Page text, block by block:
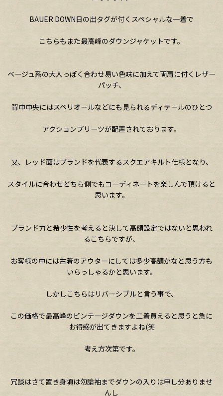
BAUER DOWN日の出タグが付くスペシャルな一着で
こちらもまた最高峰のダウンジャケットです。
ベージュ系の大人っぽく合わせ易い色味に加えて両肩に付くレザー
パッチ、
背中中央にはスペリオールなどにも見られるディテールのひとつ
アクションプリーツが配置されております。
又、レッド面はブランドを代表するスクエアキルト仕様となり、
スタイルに合わせどちら側でもコーディネートを楽しんで頂けると
思います。
ブランド力と希少性を考えると決して高額設定ではないと思われ
るこちらですが、
お客様の中には古着のアウターにしては多少高額かなと思う方も
いらっしゃるかと思います。
しかしこちらはリバーシブルと言う事で、
この価格で最高峰のビンテージダウンを二着買えると思うと急に
お得感が出てきますよね(笑
考え方次第です。
冗談はさて置き身頃は勿論袖までダウンの入りは申し分ありませ
んし